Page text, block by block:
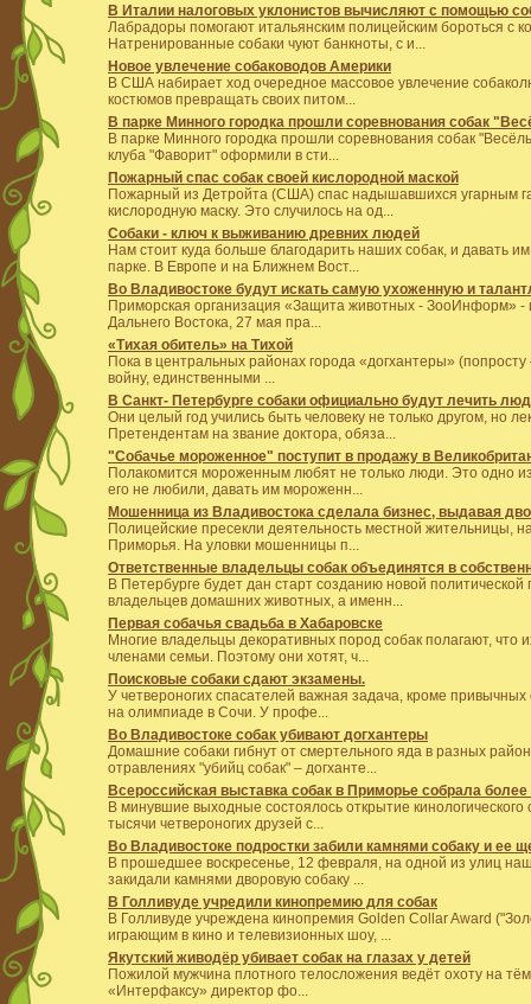
В Италии налоговых уклонистов вычисляют с помощью
Лабрадоры помогают итальянским полицейским бороться с
Натренированные собаки чуют банкноты, с и...
Новое увлечение собаководов Америки
В США набирает ход очередное массовое увлечение
костюмов превращать своих питом...
В парке Минного городка прошли соревнования собак
В парке Минного городка прошли соревнования собак
клуба "Фаворит" оформили в сти...
Пожарный спас собак своей кислородной маской
Пожарный из Детройта (США) спас надышавшихся угарным
кислородную маску. Это случилось на од...
Собаки - ключ к выживанию древних людей
Нам стоит куда больше благодарить наших собак, и давать
парке. В Европе и на Ближнем Вост...
Во Владивостоке будут искать самую ухоженную и
Приморская организация «Защита животных - ЗооИнформ»
Дальнего Востока, 27 мая пра...
«Тихая обитель» на Тихой
Пока в центральных районах города «догхантеры»
войну, единственными ...
В Санкт- Петербурге собаки официально будут лечить
Они целый год учились быть человеку не только другом, но
Претендентам на звание доктора, обяза...
"Собачье мороженное" поступит в продажу в
Полакомится мороженным любят не только люди. Это одно
его не любили, давать им мороженн...
Мошенница из Владивостока сделала бизнес, выдавая
Полицейские пресекли деятельность местной жительницы,
Приморья. На уловки мошенницы п...
Ответственные владельцы собак объединятся в
В Петербурге будет дан старт созданию новой
владельцев домашних животных, а именн...
Первая собачья свадьба в Хабаровске
Многие владельцы декоративных пород собак полагают,
членами семьи. Поэтому они хотят, ч...
Поисковые собаки сдают экзамены.
У четвероногих спасателей важная задача, кроме
на олимпиаде в Сочи. У профе...
Во Владивостоке собак убивают догхантеры
Домашние собаки гибнут от смертельного яда в разных
отравлениях "убийц собак" – догханте...
Всероссийская выставка собак в Приморье собрала
В минувшие выходные состоялось открытие
тысячи четвероногих друзей с...
Во Владивостоке подростки забили камнями собаку и ее
В прошедшее воскресенье, 12 февраля, на одной из улиц
закидали камнями дворовую собаку ...
В Голливуде учредили кинопремию для собак
В Голливуде учреждена кинопремия Golden Collar Award
играющим в кино и телевизионных шоу, ...
Якутский живодёр убивает собак на глазах у детей
Пожилой мужчина плотного телосложения ведёт охоту на
«Интерфаксу» директор фо...